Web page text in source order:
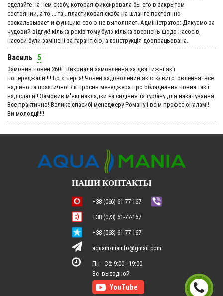
сделайте на нем скобу, которая фиксировала бы его в закрытом
состоянии, а то ... та...пластиковая скоба на шланге постоянно
соскальзывает и функцию свою не выполняет. Адмiнiстратор: Дякуємо за
чудовий вiдгук! кілька років тому було кілька звернень щодо насосів,
насоси були замінені за гарантією, а конструкція доопрацьована.
Василь 5
Замовив човен 260т. Виконали замовлення за два тижні як і
попереджали!!!! Бо є черга! Човен задоволений якістю виготовлення! все
надійно та практично! Як просив менеджера про обладнання човна так і
надіслали!! Замовив м'які накладки на сидіння та турбіну для накачування.
Все практично! Велике спасибі менеджеру Роману і всім професіоналам!!
Ви молодці!!!!
НАШИ КОНТАКТЫ
+38 (066) 61-77-167
+38 (073) 61-77-167
+38 (068) 61-77-167
aquamaniainfo@gmail.com
Пн - Сб: 9:00 - 19:00